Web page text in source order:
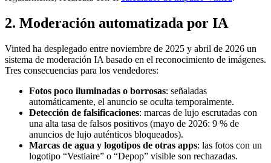
2. Moderación automatizada por IA
Vinted ha desplegado entre noviembre de 2025 y abril de 2026 un
sistema de moderación IA basado en el reconocimiento de imágenes.
Tres consecuencias para los vendedores:
Fotos poco iluminadas o borrosas: señaladas
automáticamente, el anuncio se oculta temporalmente.
Detección de falsificaciones: marcas de lujo escrutadas con
una alta tasa de falsos positivos (mayo de 2026: 9 % de
anuncios de lujo auténticos bloqueados).
Marcas de agua y logotipos de otras apps: las fotos con un
logotipo “Vestiaire” o “Depop” visible son rechazadas.